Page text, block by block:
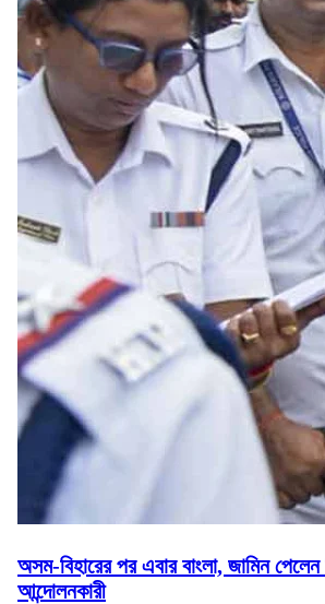
অসম-বিহারের পর এবার বাংলা, জামিন
আন্দোলনকারী